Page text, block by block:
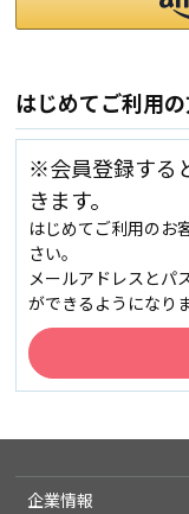
はじめてご利用
※会員登録する
きます。
はじめてご利用のお
さい。
メールアドレスとパ
ができるようになりま
企業情報